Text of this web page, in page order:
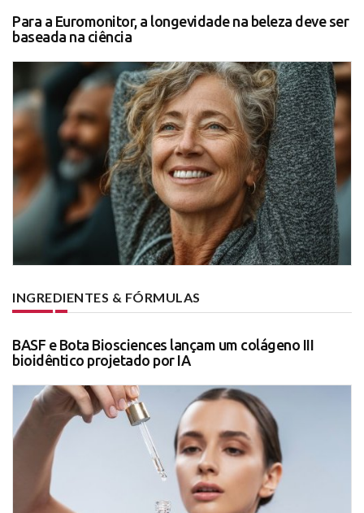
Para a Euromonitor, a longevidade na beleza deve ser
baseada na ciência
INGREDIENTES & FÓRMULAS
BASF e Bota Biosciences lançam um colágeno III
bioidêntico projetado por IA